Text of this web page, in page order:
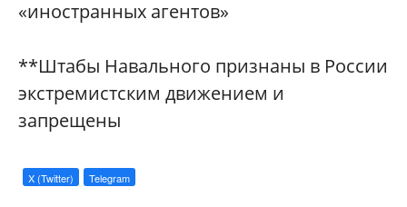
«иностранных агентов»
**Штабы Навального признаны в России
экстремистским движением и
запрещены
X (Twitter) Telegram